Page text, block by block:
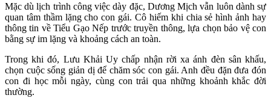
Mặc dù lịch trình công việc dày đặc, Dương Mịch vẫn luôn dành sự
quan tâm thầm lặng cho con gái. Cô hiếm khi chia sẻ hình ảnh hay
thông tin về Tiểu Gạo Nếp trước truyền thông, lựa chọn bảo vệ con
bằng sự im lặng và khoảng cách an toàn.
Trong khi đó, Lưu Khải Uy chấp nhận rời xa ánh đèn sân khấu,
chọn cuộc sống giản dị để chăm sóc con gái. Anh đều đặn đưa đón
con đi học mỗi ngày, cùng con trải qua những khoảnh khắc đời
thường.